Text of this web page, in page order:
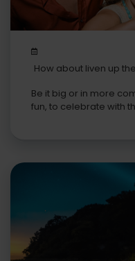
How about liven up
Be it big or in more
fun, to celebrate with